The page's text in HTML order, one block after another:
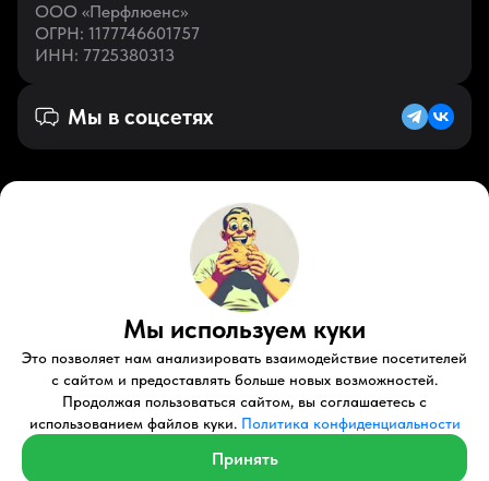
ООО «Перфлюенс»
ОГРН: 1177746601757
ИНН: 7725380313
Мы в соцсетях
Русский (KZ)
ZenYoutubeTelegramTiktokКонтакты
Правовые документыУсловия использования
Пользовательское соглашение
© 2026 Perfluence LLC Все права защищены.
Политика конфиденциальности
Мы используем куки
Это позволяет нам анализировать взаимодействие посетителей
с сайтом и предоставлять больше новых возможностей.
Продолжая пользоваться сайтом, вы соглашаетесь с
использованием файлов куки. Политика конфиденциальности
Принять